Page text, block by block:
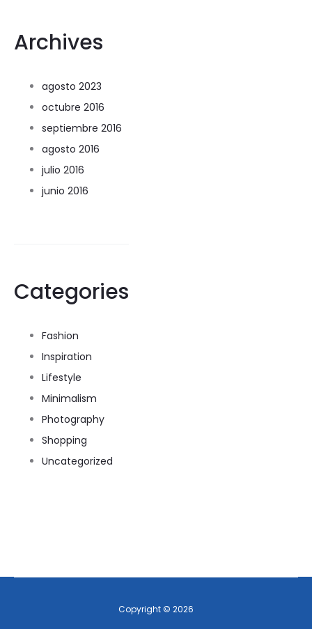
Archives
agosto 2023
octubre 2016
septiembre 2016
agosto 2016
julio 2016
junio 2016
Categories
Fashion
Inspiration
Lifestyle
Minimalism
Photography
Shopping
Uncategorized
Copyright © 2026